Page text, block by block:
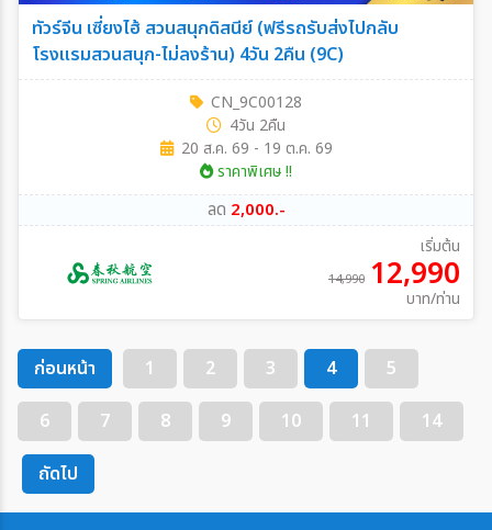
ทัวร์จีน เซี่ยงไฮ้ สวนสนุกดิสนีย์ (ฟรีรถรับส่งไปกลับ
โรงแรมสวนสนุก-ไม่ลงร้าน) 4วัน 2คืน (9C)
CN_9C00128
4วัน 2คืน
20 ส.ค. 69 - 19 ต.ค. 69
ราคาพิเศษ !!
ลด 2,000.-
เริ่มต้น
14,990 12,990
บาท/ท่าน
ก่อนหน้า 1 2 3 4
5
6
7 8 9 10 11
14
ถัดไป